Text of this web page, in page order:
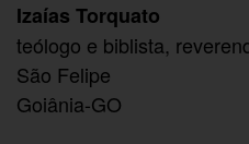
Izaías Torquato
teólogo e biblista,
São Felipe
Goiânia-GO